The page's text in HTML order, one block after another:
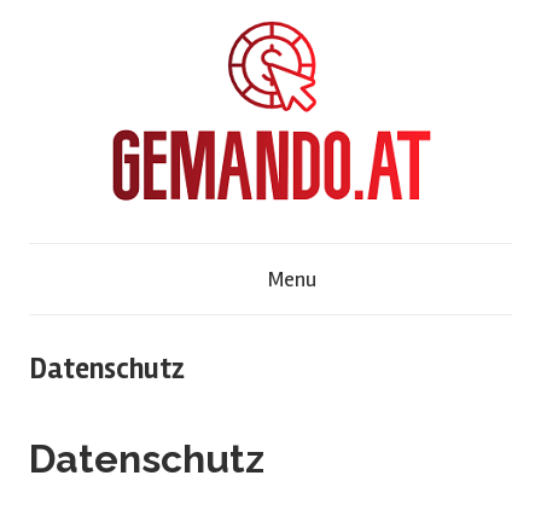
m
Menu
Datenschutz
Datenschutz